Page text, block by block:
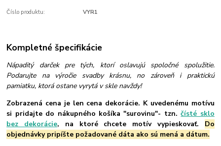
Číslo produktu: VYR1
Kompletné špecifikácie
Nápaditý darček pre tých, ktorí oslavujú spoločné spolužitie.
Podarujte na výročie svadby krásnu, no zároveň i praktickú
pamiatku, ktorá ostane vyrytá v skle navždy!
Zobrazená cena je len cena dekorácie. K uvedenému motívu
si pridajte do nákupného košíka "surovinu"- tzn.čísté sklo
bez dekorácie, na ktoré chcete motív vypieskovať. Do
objednávky pripíšte požadované dáta ako sú mená a dátum.